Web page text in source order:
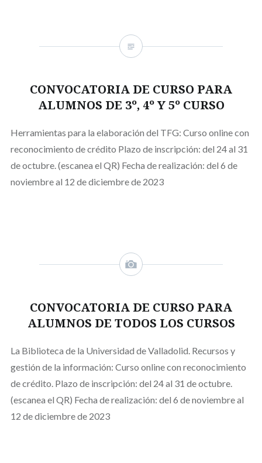
CONVOCATORIA DE CURSO PARA
ALUMNOS DE 3º, 4º Y 5º CURSO
Herramientas para la elaboración del TFG: Curso online con
reconocimiento de crédito Plazo de inscripción: del 24 al 31
de octubre. (escanea el QR) Fecha de realización: del 6 de
noviembre al 12 de diciembre de 2023
CONVOCATORIA DE CURSO PARA
ALUMNOS DE TODOS LOS CURSOS
La Biblioteca de la Universidad de Valladolid. Recursos y
gestión de la información: Curso online con reconocimiento
de crédito. Plazo de inscripción: del 24 al 31 de octubre.
(escanea el QR) Fecha de realización: del 6 de noviembre al
12 de diciembre de 2023